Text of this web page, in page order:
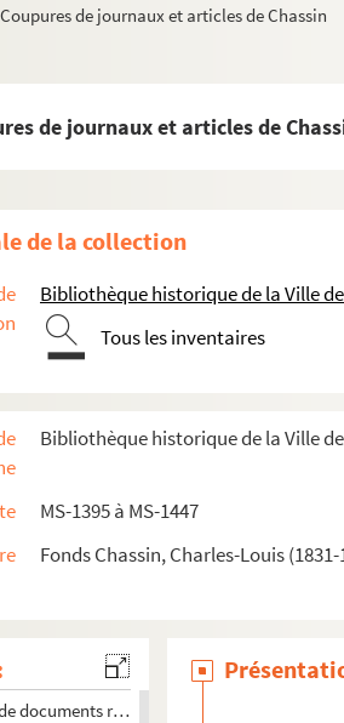
de journaux et articles de Chassin
de journaux et articles de
de la collection
Bibliothèque historique de la Ville
Tous les inventaires
Bibliothèque historique de la Ville
MS-1395 à MS-1447
Fonds Chassin, Charles-Louis
des familles affranchies de l'Eglise
devant les chambres, les conseils élus et
Chassin. "Lazare Hoche : notice et
relatifs aux États généraux
relatifs à la Constitution
documents relatifs à l'administration